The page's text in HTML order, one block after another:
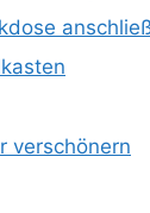
verschönern